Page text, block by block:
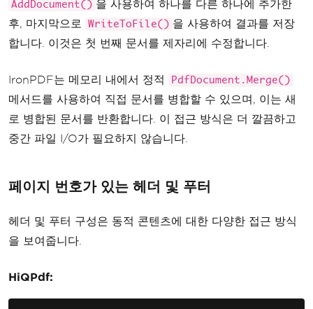
// Merge PDFs
var merged = PdfDocument.Mer
ge ( pdf1 , pdf2);
AddDocument() 을 사용하여 하나를 다른 하나에 추가한
후, 마지막으로
WriteToFile() 을 사용하여 결과를 저장
합니다. 이것은 첫 번째 문서를 제자리에 수정합니다.
IronPDF는 메모리 내에서 정적 PdfDocument.Merge()
메서드를 사용하여 직접 문서를 병합할 수 있으며, 이는 새
로 병합된 문서를 반환합니다. 이 접근 방식은 더 깔끔하고
중간 파일 I/O가 필요하지 않습니다.
페이지 번호가 있는 헤더 및 푸터
헤더 및 푸터 구성은 동적 콘텐츠에 대한 다양한 접근 방식
을 보여줍니다.
HiQPdf: